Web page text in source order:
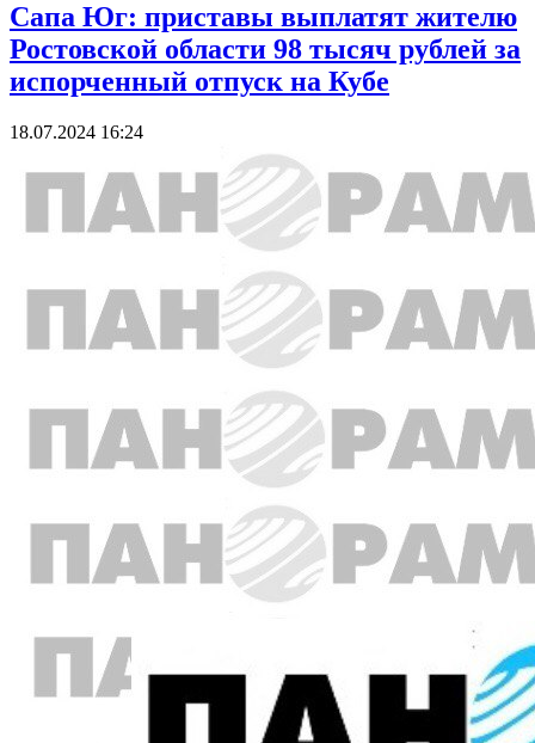
Сапа Юг: приставы выплатят жителю
Ростовской области 98 тысяч рублей за
испорченный отпуск на Кубе
18.07.2024 16:24